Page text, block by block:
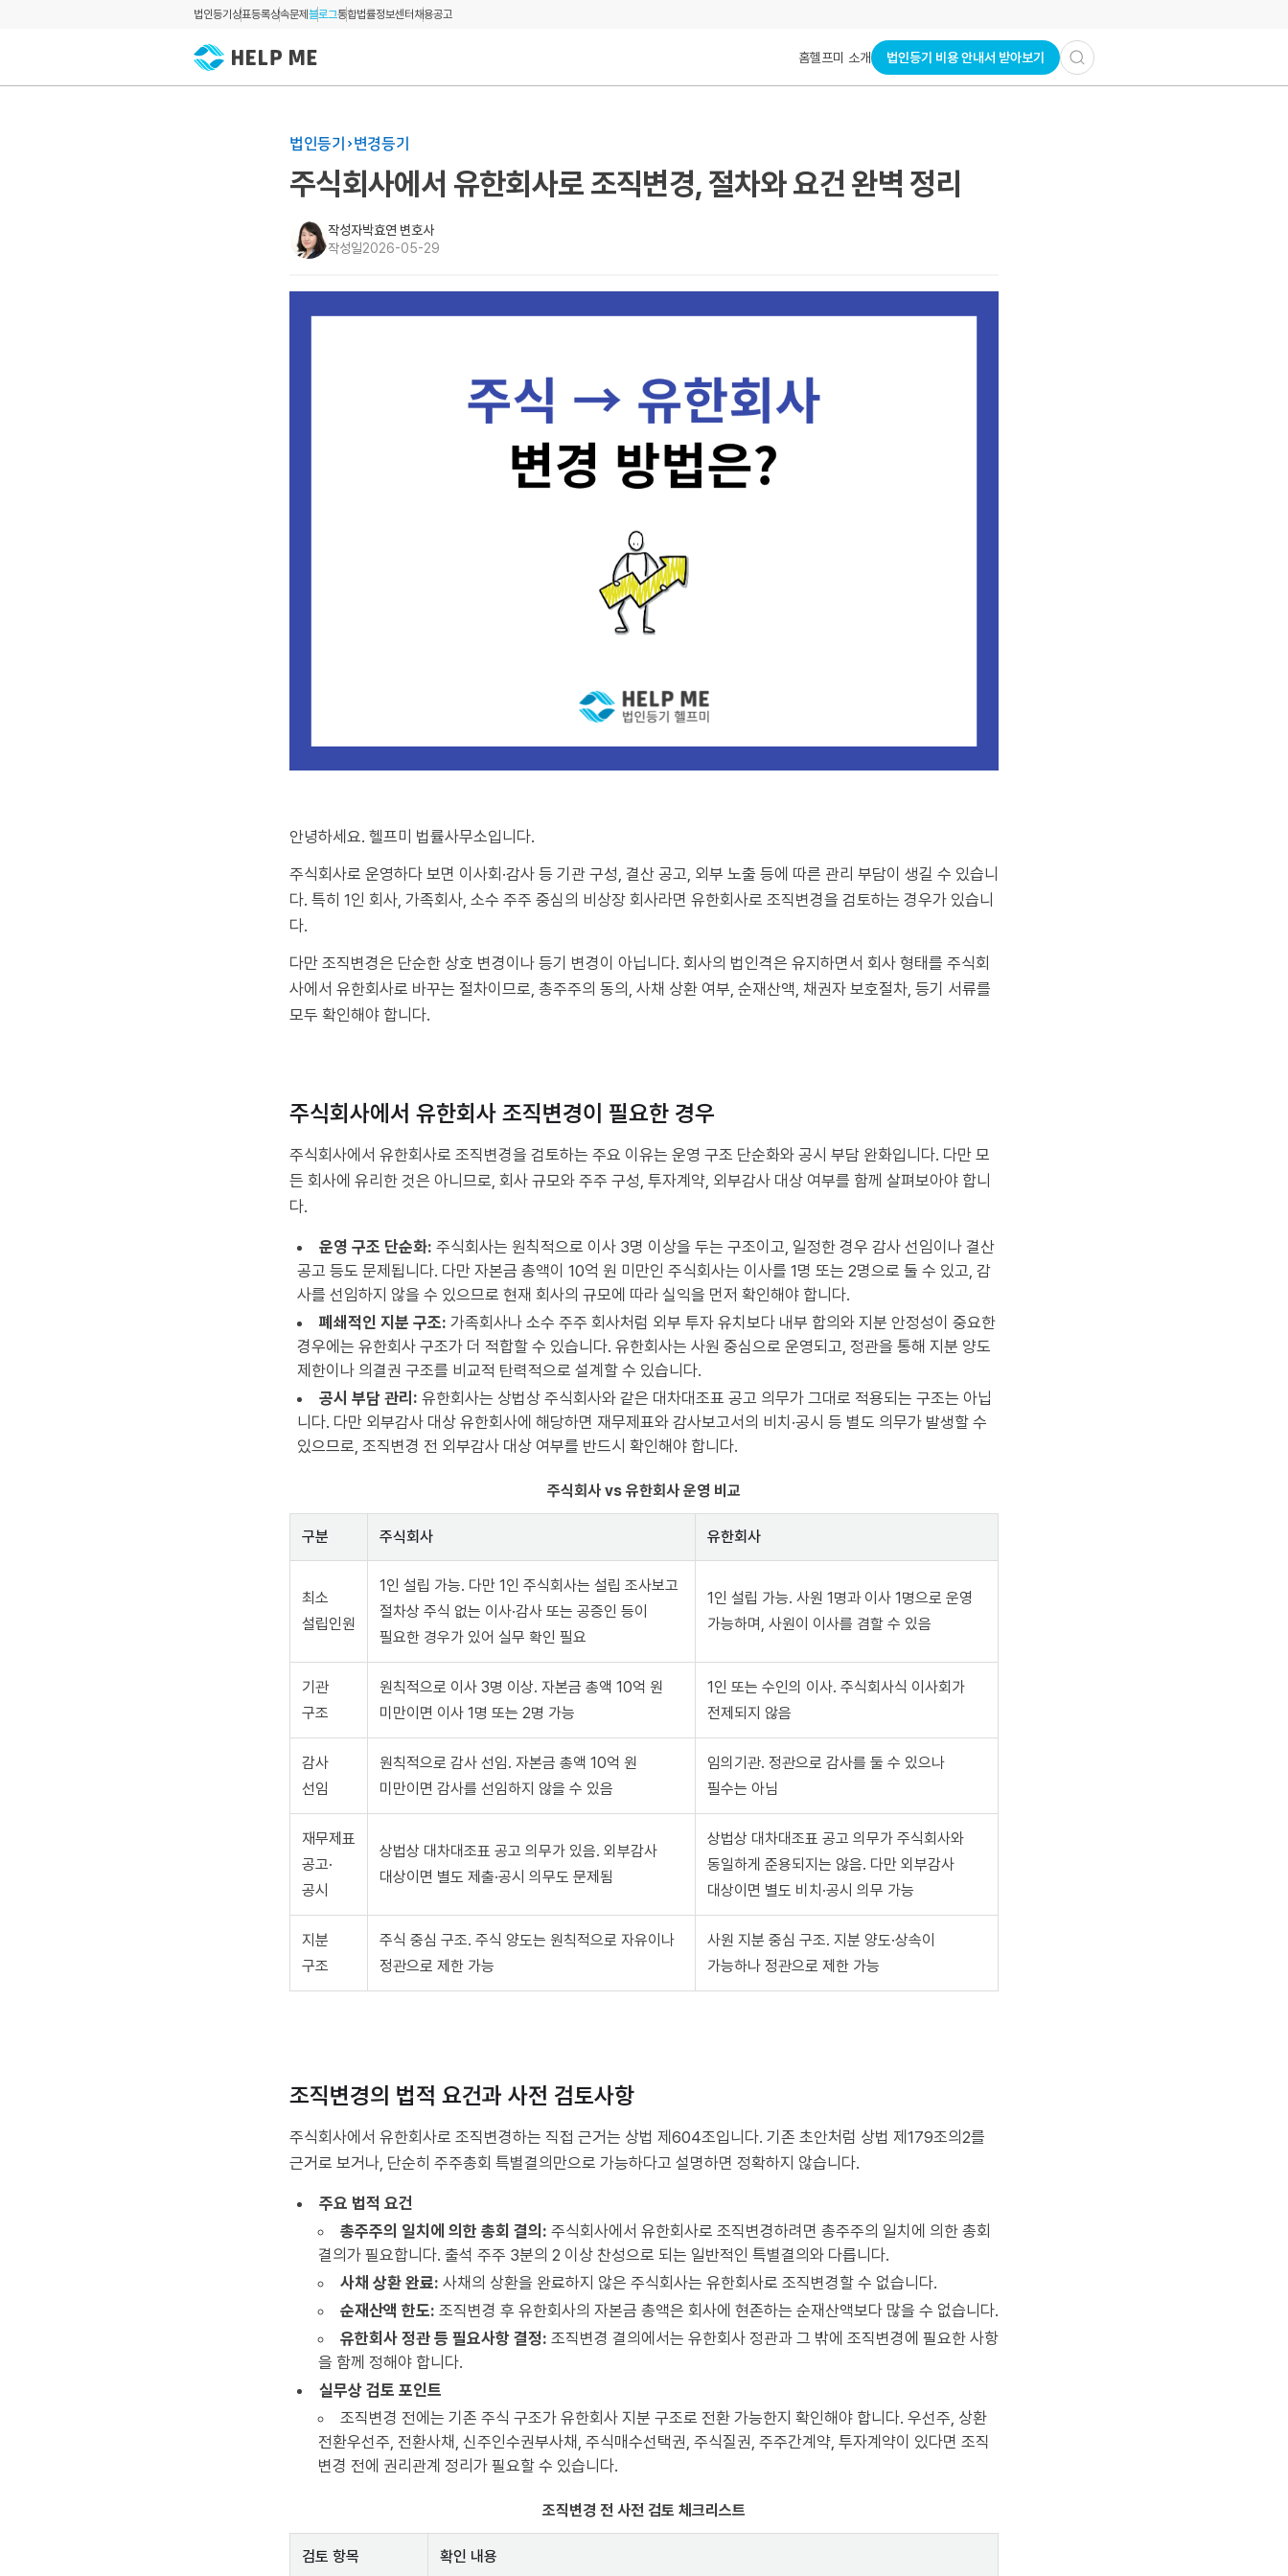
법인등기 상표등록상속문제 블로그통합법률정보센터 채용공고
홈헬프미 소개 법인등기 비용 안내서 받아보기
법인등기 변경등기
주식회사에서 유한회사로 조직변경, 절차와 요건 완벽 정리
작성자박효연 변호사
작성일2026-05-29
안녕하세요. 헬프미 법률사무소입니다.
주식회사로 운영하다 보면 이사회·감사 등 기관 구성, 결산 공고, 외부 노출 등에 따른 관리 부담이 생길 수 있습니
다. 특히 1인 회사, 가족회사, 소수 주주 중심의 비상장 회사라면 유한회사로 조직변경을 검토하는 경우가 있습니
다.
다만 조직변경은 단순한 상호 변경이나 등기 변경이 아닙니다. 회사의 법인격은 유지하면서 회사 형태를 주식회
사에서 유한회사로 바꾸는 절차이므로, 총주주의 동의, 사채 상환 여부, 순재산액, 채권자 보호절차, 등기 서류를
모두 확인해야 합니다.
주식회사에서 유한회사 조직변경이 필요한 경우
주식회사에서 유한회사로 조직변경을 검토하는 주요 이유는 운영 구조 단순화와 공시 부담 완화입니다. 다만 모
든 회사에 유리한 것은 아니므로, 회사 규모와 주주 구성, 투자계약, 외부감사 대상 여부를 함께 살펴보아야 합니
다.
운영 구조 단순화: 주식회사는 원칙적으로 이사 3명 이상을 두는 구조이고, 일정한 경우 감사 선임이나 결산
공고 등도 문제됩니다. 다만 자본금 총액이 10억 원 미만인 주식회사는 이사를 1명 또는 2명으로 둘 수 있고, 감
사를 선임하지 않을 수 있으므로 현재 회사의 규모에 따라 실익을 먼저 확인해야 합니다.
폐쇄적인 지분 구조: 가족회사나 소수 주주 회사처럼 외부 투자 유치보다 내부 합의와 지분 안정성이 중요한
경우에는 유한회사 구조가 더 적합할 수 있습니다. 유한회사는 사원 중심으로 운영되고, 정관을 통해 지분 양도
제한이나 의결권 구조를 비교적 탄력적으로 설계할 수 있습니다.
공시 부담 관리: 유한회사는 상법상 주식회사와 같은 대차대조표 공고 의무가 그대로 적용되는 구조는 아닙
니다. 다만 외부감사 대상 유한회사에 해당하면 재무제표와 감사보고서의 비치·공시 등 별도 의무가 발생할 수
있으므로, 조직변경 전 외부감사 대상 여부를 반드시 확인해야 합니다.
주식회사 vs 유한회사 운영 비교
구분 주식회사 유한회사
최소
설립인원
1인 설립 가능. 다만 1인 주식회사는 설립 조사보고
절차상 주식 없는 이사·감사 또는 공증인 등이
필요한 경우가 있어 실무 확인 필요
1인 설립 가능. 사원 1명과 이사 1명으로 운영
가능하며, 사원이 이사를 겸할 수 있음
기관
구조
원칙적으로 이사 3명 이상. 자본금 총액 10억 원
미만이면 이사 1명 또는 2명 가능
1인 또는 수인의 이사. 주식회사식 이사회가
전제되지 않음
감사
선임
원칙적으로 감사 선임. 자본금 총액 10억 원
미만이면 감사를 선임하지 않을 수 있음
임의기관. 정관으로 감사를 둘 수 있으나
필수는 아님
재무제표
공고·
공시
상법상 대차대조표 공고 의무가 있음. 외부감사
대상이면 별도 제출·공시 의무도 문제됨
상법상 대차대조표 공고 의무가 주식회사와
동일하게 준용되지는 않음. 다만 외부감사
대상이면 별도 비치·공시 의무 가능
지분
구조
주식 중심 구조. 주식 양도는 원칙적으로 자유이나
정관으로 제한 가능
사원 지분 중심 구조. 지분 양도·상속이
가능하나 정관으로 제한 가능
조직변경의 법적 요건과 사전 검토사항
주식회사에서 유한회사로 조직변경하는 직접 근거는 상법 제604조입니다. 기존 초안처럼 상법 제179조의2를
근거로 보거나, 단순히 주주총회 특별결의만으로 가능하다고 설명하면 정확하지 않습니다.
주요 법적 요건
총주주의 일치에 의한 총회 결의: 주식회사에서 유한회사로 조직변경하려면 총주주의 일치에 의한 총회
결의가 필요합니다. 출석 주주 3분의 2 이상 찬성으로 되는 일반적인 특별결의와 다릅니다.
사채 상환 완료: 사채의 상환을 완료하지 않은 주식회사는 유한회사로 조직변경할 수 없습니다.
순재산액 한도: 조직변경 후 유한회사의 자본금 총액은 회사에 현존하는 순재산액보다 많을 수 없습니다.
유한회사 정관 등 필요사항 결정: 조직변경 결의에서는 유한회사 정관과 그 밖에 조직변경에 필요한 사항
을 함께 정해야 합니다.
실무상 검토 포인트
조직변경 전에는 기존 주식 구조가 유한회사 지분 구조로 전환 가능한지 확인해야 합니다. 우선주, 상환
전환우선주, 전환사채, 신주인수권부사채, 주식매수선택권, 주식질권, 주주간계약, 투자계약이 있다면 조직
변경 전에 권리관계 정리가 필요할 수 있습니다.
조직변경 전 사전 검토 체크리스트
검토 항목 확인 내용